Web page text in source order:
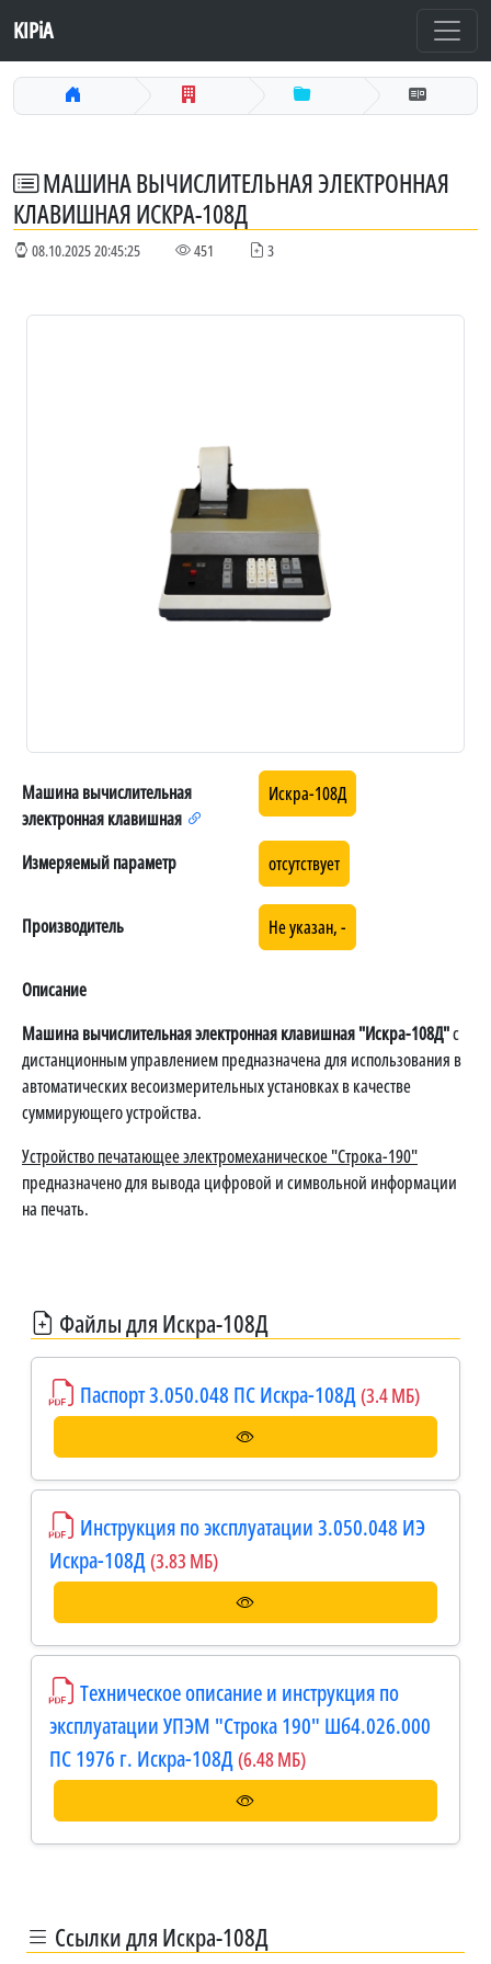
KIPiA
МАШИНА ВЫЧИСЛИТЕЛЬНАЯ ЭЛЕКТРОННАЯ
КЛАВИШНАЯ ИСКРА-108Д
08.10.2025 20:45:25 451 3
Машина вычислительная
электронная клавишная
Искра-108Д
Измеряемый параметр отсутствует
Производитель Не указан, -
Описание
Машина вычислительная электронная клавишная "Искра-108Д"с
дистанционным управлением предназначена для использования в
автоматических весоизмерительных установках в качестве
суммирующего устройства.
Устройство печатающее электромеханическое "Строка-190"
предназначено для вывода цифровой и символьной информации
на печать.
Файлы для Искра-108Д
Паспорт 3.050.048 ПС Искра-108Д(3.4 МБ)
Инструкция по эксплуатации 3.050.048 ИЭ
Искра-108Д(3.83 МБ)
Техническое описание и инструкция по
эксплуатации УПЭМ "Строка 190" Шб4.026.000
ПС 1976 г. Искра-108Д(6.48 МБ)
Ссылки для Искра-108Д